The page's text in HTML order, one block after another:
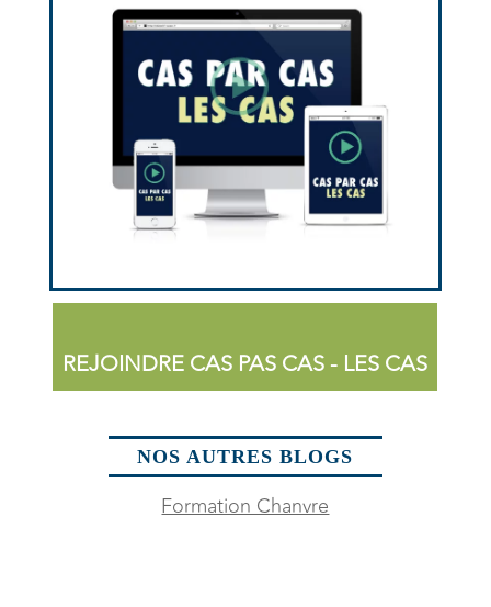
REJOINDRE CAS PAS CAS - LES CAS
NOS AUTRES BLOGS
Formation Chanvre